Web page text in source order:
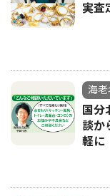
実査
海老
国分
談か
軽に